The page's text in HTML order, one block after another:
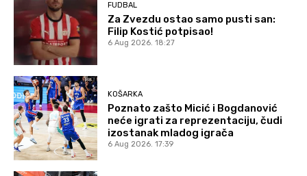
FUDBAL
Za Zvezdu ostao samo pusti san:
Filip Kostić potpisao!
6 Aug 2026. 18:27
KOŠARKA
Poznato zašto Micić i Bogdanović
neće igrati za reprezentaciju, čudi
izostanak mladog igrača
6 Aug 2026. 17:39